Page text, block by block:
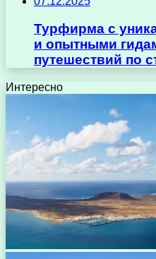
Турфирма с
и опытными
путешествий по
Интересно